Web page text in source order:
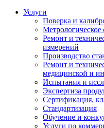
Услуги
Поверка и
Метрологическое
Ремонт и
измерений
Производство
Ремонт и
медицинской и
Испытания и
Экспертиза
Сертификация,
Стандартизация
Обучение и
Услуги по